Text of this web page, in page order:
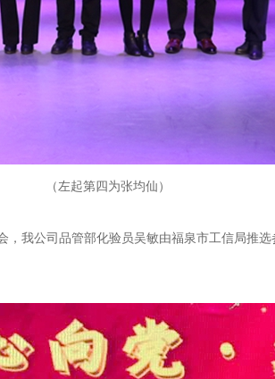
（左起第四为张均仙）
，我公司品管部化验员吴敏由福泉市工信局推